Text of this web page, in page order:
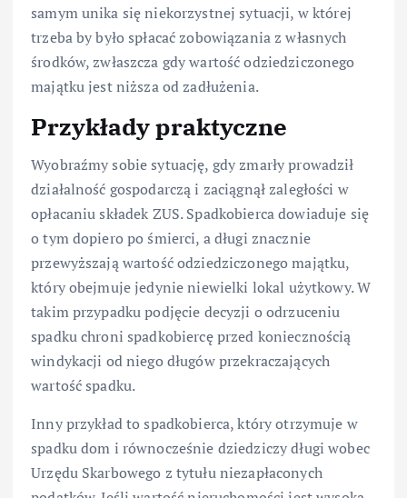
samym unika się niekorzystnej sytuacji, w której
trzeba by było spłacać zobowiązania z własnych
środków, zwłaszcza gdy wartość odziedziczonego
majątku jest niższa od zadłużenia.
Przykłady praktyczne
Wyobraźmy sobie sytuację, gdy zmarły prowadził
działalność gospodarczą i zaciągnął zaległości w
opłacaniu składek ZUS. Spadkobierca dowiaduje się
o tym dopiero po śmierci, a długi znacznie
przewyższają wartość odziedziczonego majątku,
który obejmuje jedynie niewielki lokal użytkowy. W
takim przypadku podjęcie decyzji o odrzuceniu
spadku chroni spadkobiercę przed koniecznością
windykacji od niego długów przekraczających
wartość spadku.
Inny przykład to spadkobierca, który otrzymuje w
spadku dom i równocześnie dziedziczy długi wobec
Urzędu Skarbowego z tytułu niezapłaconych